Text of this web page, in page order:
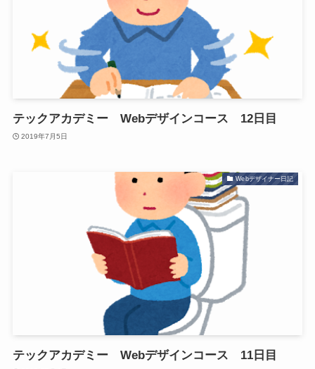
テックアカデミー Webデザインコース 12日目
2019年7月5日
Webデザイナー日記
テックアカデミー Webデザインコース 11日目